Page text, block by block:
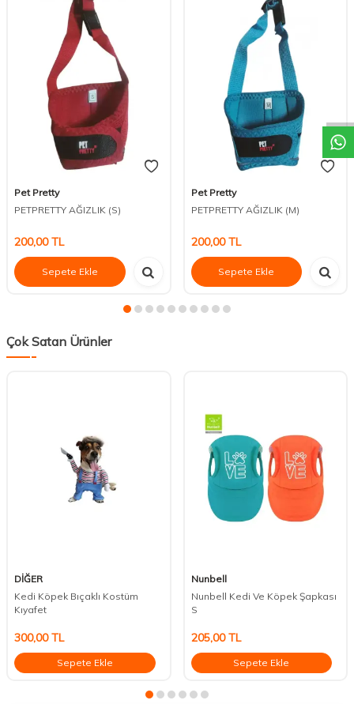
Pet Pretty
PETPRETTY AĞIZLIK (S)
200,00TL
Sepete Ekle
Pet Pretty
PETPRETTY AĞIZLIK (M)
200,00TL
Sepete Ekle
Çok Satan Ürünler
DİĞER
Kedi Köpek Bıçaklı Kostüm
Kıyafet
300,00TL
Sepete Ekle
Nunbell
Nunbell Kedi Ve Köpek Şapkası
S
205,00TL
Sepete Ekle